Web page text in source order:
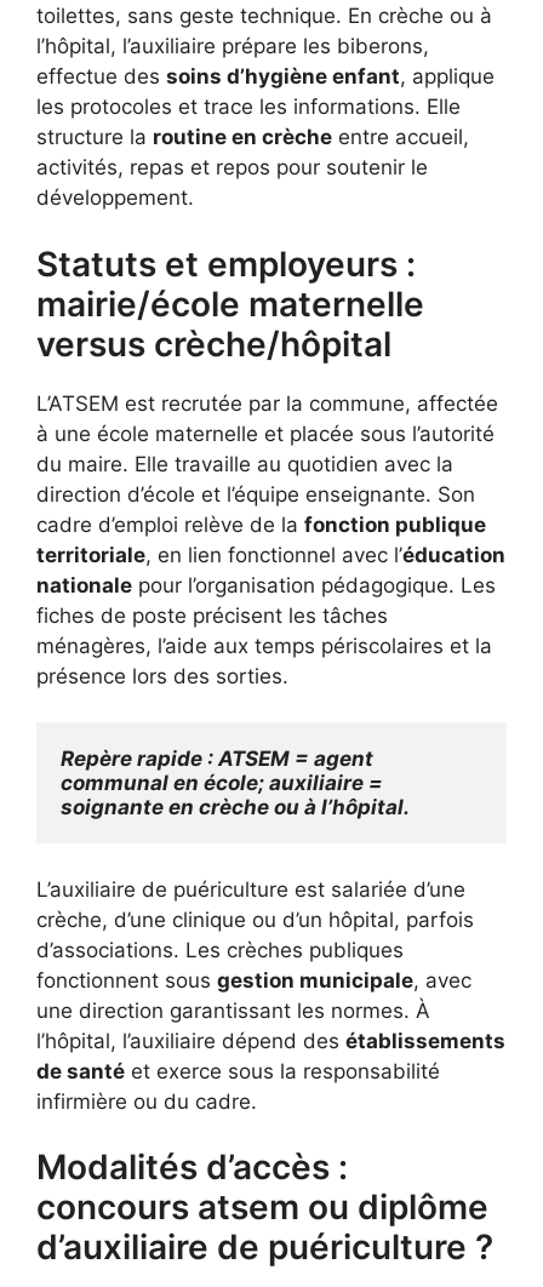
toilettes, sans geste technique. En crèche ou à
l’hôpital, l’auxiliaire prépare les biberons,
effectue des soins d’hygiène enfant, applique
les protocoles et trace les informations. Elle
structure la routine en crèche entre accueil,
activités, repas et repos pour soutenir le
développement.
Statuts et employeurs :
mairie/école maternelle
versus crèche/hôpital
L’ATSEM est recrutée par la commune, affectée
à une école maternelle et placée sous l’autorité
du maire. Elle travaille au quotidien avec la
direction d’école et l’équipe enseignante. Son
cadre d’emploi relève de la fonction publique
territoriale, en lien fonctionnel avec l’éducation
nationale pour l’organisation pédagogique. Les
fiches de poste précisent les tâches
ménagères, l’aide aux temps périscolaires et la
présence lors des sorties.
Repère rapide : ATSEM = agent
communal en école; auxiliaire =
soignante en crèche ou à l’hôpital.
L’auxiliaire de puériculture est salariée d’une
crèche, d’une clinique ou d’un hôpital, parfois
d’associations. Les crèches publiques
fonctionnent sous gestion municipale, avec
une direction garantissant les normes. À
l’hôpital, l’auxiliaire dépend des établissements
de santé et exerce sous la responsabilité
infirmière ou du cadre.
Modalités d’accès :
concours atsem ou diplôme
d’auxiliaire de puériculture ?